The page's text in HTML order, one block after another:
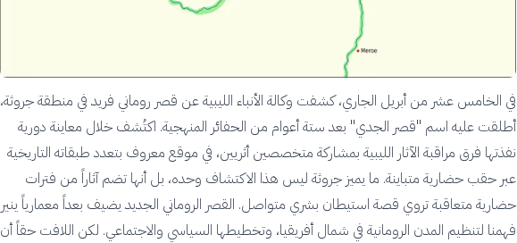
في الخامس عشر من أبريل الجاري، كشفت وكالة الأنباء الليبية عن قصر روماني فريد في منطقة جروثة،
أطلقت عليه اسم "قصر الجدي" بعد ستة أعوام من الحفائر المنهجية. اكتُشف خلال معاينة دورية
نفذتها فرق مراقبة الآثار الليبية بمشاركة متخصصين أثريين، في موقع معروف بتعدد طبقاته التاريخية
عبر حقب حضارية متباينة. ما يميز جروثة ليس هذا الاكتشاف وحده، بل أنها تضم آثاراً من فترات
حضارية متعاقبة تروي قصة استيطان بشري متواصل. القصر الروماني الجديد يضيف بعداً معمارياً ينير
فهمنا لتنظيم المدن الرومانية في شمال أفريقيا، وتخطيطها السياسي والاجتماعي. لكن اللافت حقاً أن